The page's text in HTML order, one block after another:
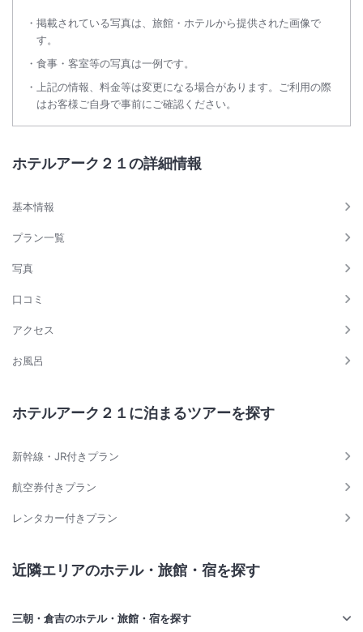
掲載されている写真は、旅館・ホテルから提供された画像で
す。
食事・客室等の写真は一例です。
上記の情報、料金等は変更になる場合があります。ご利用の際
はお客様ご自身で事前にご確認ください。
ホテルアーク２１の詳細情報
基本情報
プラン一覧
写真
口コミ
アクセス
お風呂
ホテルアーク２１に泊まるツアーを探す
新幹線・JR付きプラン
航空券付きプラン
レンタカー付きプラン
近隣エリアのホテル・旅館・宿を探す
三朝・倉吉のホテル・旅館・宿を探す